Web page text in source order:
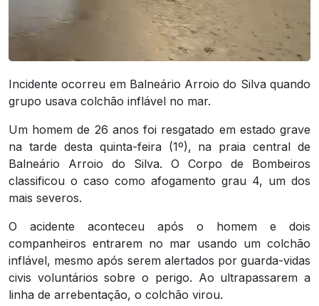
Incidente ocorreu em Balneário Arroio do Silva quando
grupo usava colchão inflável no mar.
Um homem de 26 anos foi resgatado em estado grave
na tarde desta quinta-feira (1º), na praia central de
Balneário Arroio do Silva. O Corpo de Bombeiros
classificou o caso como afogamento grau 4, um dos
mais severos.
O acidente aconteceu após o homem e dois
companheiros entrarem no mar usando um colchão
inflável, mesmo após serem alertados por guarda-vidas
civis voluntários sobre o perigo. Ao ultrapassarem a
linha de arrebentação, o colchão virou.